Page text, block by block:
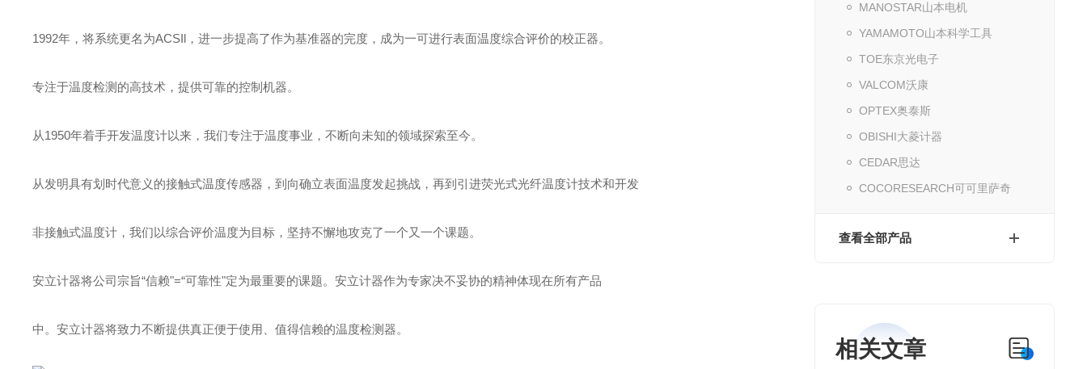
MANOSTAR山本电机
YAMAMOTO山本科学工具
TOE东京光电子
VALCOM沃康
OPTEX奥泰斯
OBISHI大菱计器
CEDAR思达
COCORESEARCH可可里萨奇
查看全部产品
相关文章
1992年，将系统更名为ACSIl，进一步提高了作为基准器的完度，成为一可进行表面温度综合评价的校正器。
专注于温度检测的高技术，提供可靠的控制机器。
从1950年着手开发温度计以来，我们专注于温度事业，不断向未知的领域探索至今。
从发明具有划时代意义的接触式温度传感器，到向确立表面温度发起挑战，再到引进荧光式光纤温度计技术和开发
非接触式温度计，我们以综合评价温度为目标，坚持不懈地攻克了一个又一个课题。
安立计器将公司宗旨“信赖"=“可靠性"定为最重要的课题。安立计器作为专家决不妥协的精神体现在所有产品
中。安立计器将致力不断提供真正便于使用、值得信赖的温度检测器。